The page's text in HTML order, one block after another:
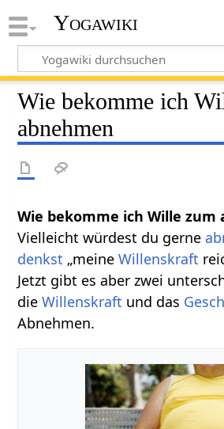
Yogawiki
Wie bekomme ich
abnehmen
Wie bekomme ich Wille zum
Vielleicht würdest du gerne
denkst „meineWillenskraft
Jetzt gibt es aber zwei
dieWillenskraft und das
Abnehmen.